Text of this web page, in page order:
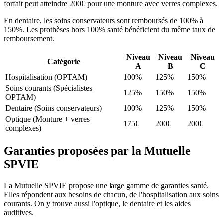
forfait peut atteindre 200€ pour une monture avec verres complexes.
En dentaire, les soins conservateurs sont remboursés de 100% à
150%. Les prothèses hors 100% santé bénéficient du même taux de
remboursement.
Catégorie
Niveau
A
Niveau
B
Niveau
C
Hospitalisation (OPTAM)
100% 125%
150%
Soins courants (Spécialistes
OPTAM)
125% 150%
150%
Dentaire (Soins conservateurs)
100% 125%
150%
Optique (Monture + verres
complexes)
175€ 200€ 200€
Garanties proposées par la Mutuelle
SPVIE
La Mutuelle SPVIE propose une large gamme de garanties santé.
Elles répondent aux besoins de chacun, de l'hospitalisation aux soins
courants. On y trouve aussi l'optique, le dentaire et les aides
auditives.